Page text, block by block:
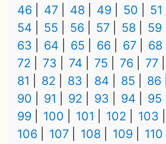
46
47 48 49 50 51
54
55 56 57 58 59
63
64 65 66 67 68
72
73 74 75 76 77
81
82 83 84 85 86
90
91 92 93 94 95
99
100 101 102 103
106
107 108 109 110